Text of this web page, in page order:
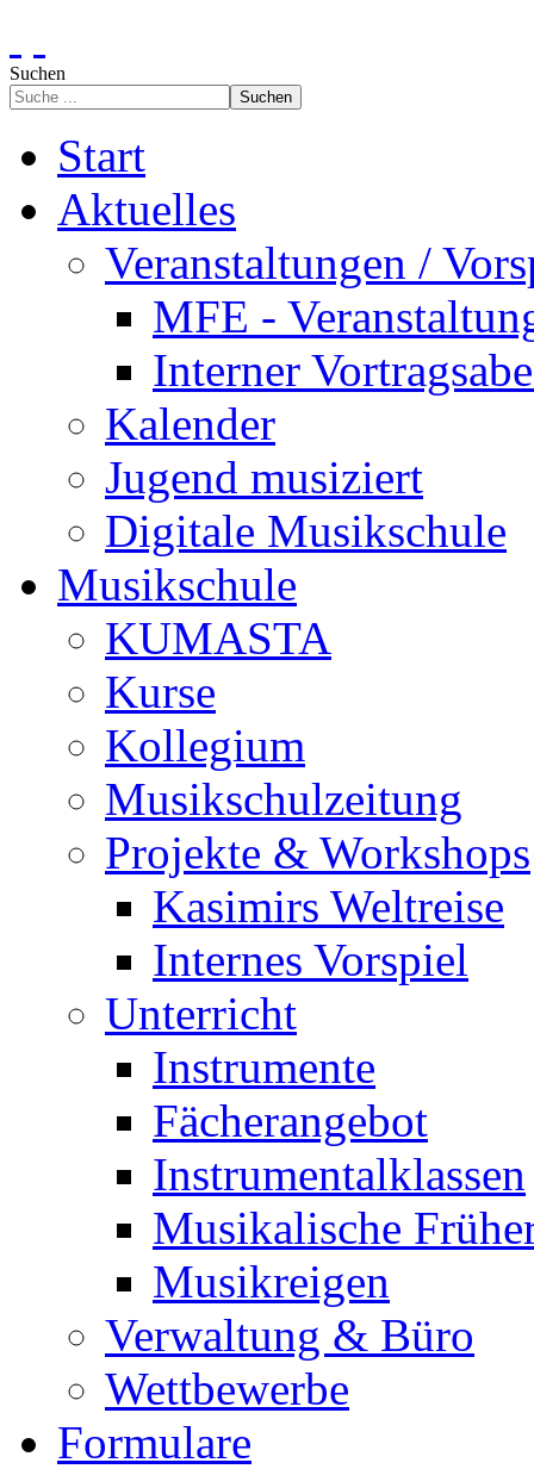
Suchen
Suchen
Start
Aktuelles
Veranstaltungen /
MFE -
Interner
Kalender
Jugend musiziert
Digitale Musikschule
Musikschule
KUMASTA
Kurse
Kollegium
Musikschulzeitung
Projekte & Workshops
Kasimirs Weltreise
Internes Vorspiel
Unterricht
Instrumente
Fächerangebot
Instrumentalklassen
Musikalische
Musikreigen
Verwaltung & Büro
Wettbewerbe
Formulare